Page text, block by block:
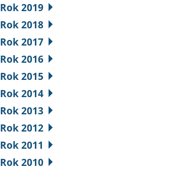
Rok 2019
Rok 2018
Rok 2017
Rok 2016
Rok 2015
Rok 2014
Rok 2013
Rok 2012
Rok 2011
Rok 2010